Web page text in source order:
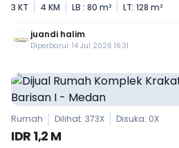
3 KT
4 KM LB : 80 m² LT: 128 m²
juandi halim
Diperbarui: 14 Jul 2026 16:31
Rumah Dilihat: 373X Disuka: 0X
IDR 1,2 M